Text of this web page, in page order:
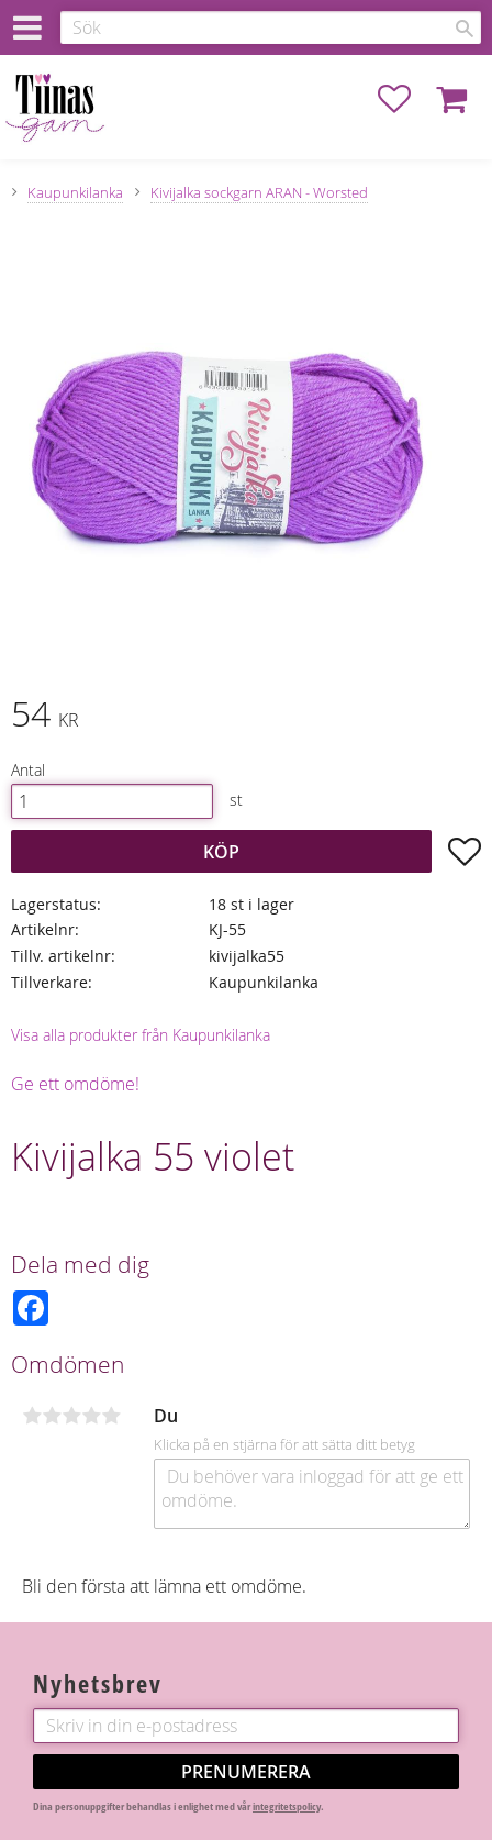
Favoriter
Kaupunkilanka Kivijalka sockgarn ARAN - Worsted
54 KR
Antal
st
KÖP
Lagerstatus
18 st i lager
Artikelnr
KJ-55
Tillv. artikelnr
kivijalka55
Tillverkare
Kaupunkilanka
Visa alla produkter från Kaupunkilanka
Ge ett omdöme!
Kivijalka 55 violet
Dela med dig
b
o
k
Omdömen
Du
Klicka på en stjärna för att sätta ditt betyg
Bli den första att lämna ett omdöme.
Nyhetsbrev
PRENUMERERA
Dina personuppgifter behandlas i enlighet med vårintegritetspolicy.